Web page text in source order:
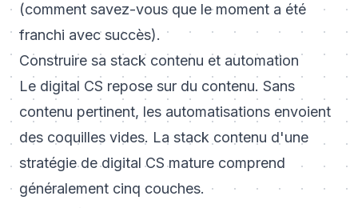
(comment savez-vous que le moment a été
franchi avec succès).
Construire sa stack contenu et automation
Le digital CS repose sur du contenu. Sans
contenu pertinent, les automatisations envoient
des coquilles vides. La stack contenu d'une
stratégie de digital CS mature comprend
généralement cinq couches.